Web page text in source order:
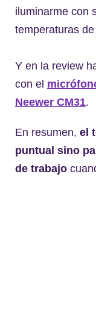
iluminarme con
temperaturas de
Y en la review
con el
Neewer CM31.
En resumen, el
puntual sino
de trabajo